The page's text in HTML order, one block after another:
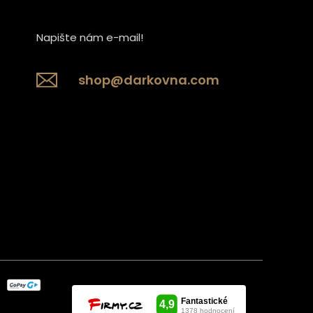
Napište nám e-mail!
shop@darkovna.com